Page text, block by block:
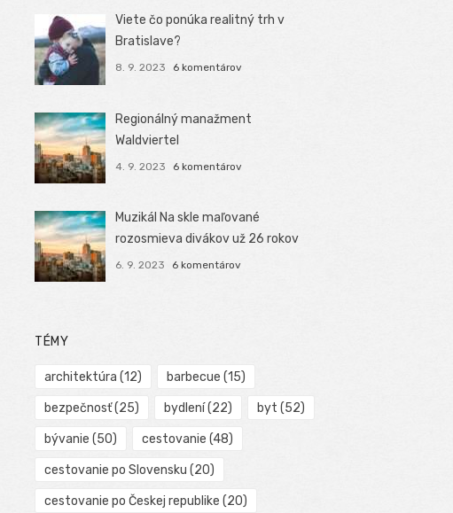
Viete čo ponúka realitný trh v
Bratislave?
8. 9. 2023 6 komentárov
Regionálný manažment
Waldviertel
4. 9. 2023 6 komentárov
Muzikál Na skle maľované
rozosmieva divákov už 26 rokov
6. 9. 2023 6 komentárov
TÉMY
architektúra (12) barbecue (15)
bezpečnosť(25) bydlení(22) byt (52)
bývanie (50) cestovanie (48)
cestovanie po Slovensku (20)
cestovanie po Českej republike (20)